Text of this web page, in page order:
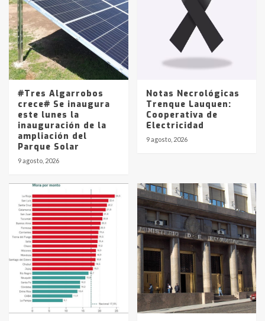
4
joven de Trenque Lauquen
5
Los precios de los combustibles en
La Pampa, desde YPF hasta Axion
entre 857 a 1338 pesos
#Tres Algarrobos
crece# Se inaugura
este lunes la
inauguración de la
ampliación del
Parque Solar
9 agosto, 2026
Notas Necrológicas
Trenque Lauquen:
Cooperativa de
Electricidad
9 agosto, 2026